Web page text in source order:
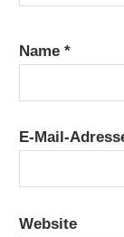
Name*
E-Mail-
Website